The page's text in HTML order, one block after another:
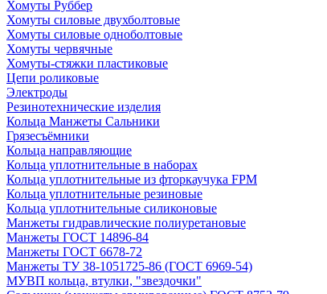
Хомуты Руббер
Хомуты силовые двухболтовые
Хомуты силовые одноболтовые
Хомуты червячные
Хомуты-стяжки пластиковые
Цепи роликовые
Электроды
Резинотехнические изделия
Кольца Манжеты Сальники
Грязесъёмники
Кольца направляющие
Кольца уплотнительные в наборах
Кольца уплотнительные из фторкаучука FPM
Кольца уплотнительные резиновые
Кольца уплотнительные силиконовые
Манжеты гидравлические полиуретановые
Манжеты ГОСТ 14896-84
Манжеты ГОСТ 6678-72
Манжеты ТУ 38-1051725-86 (ГОСТ 6969-54)
МУВП кольца, втулки, "звездочки"